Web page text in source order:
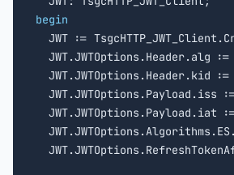
begin
JWT :=
JWT.JWTOptions.Header.alg :=
  JWT.JWTOptions.Header.kid :=
JWT.JWTOptions.Payload.iss
JWT.JWTOptions.Payload.iat